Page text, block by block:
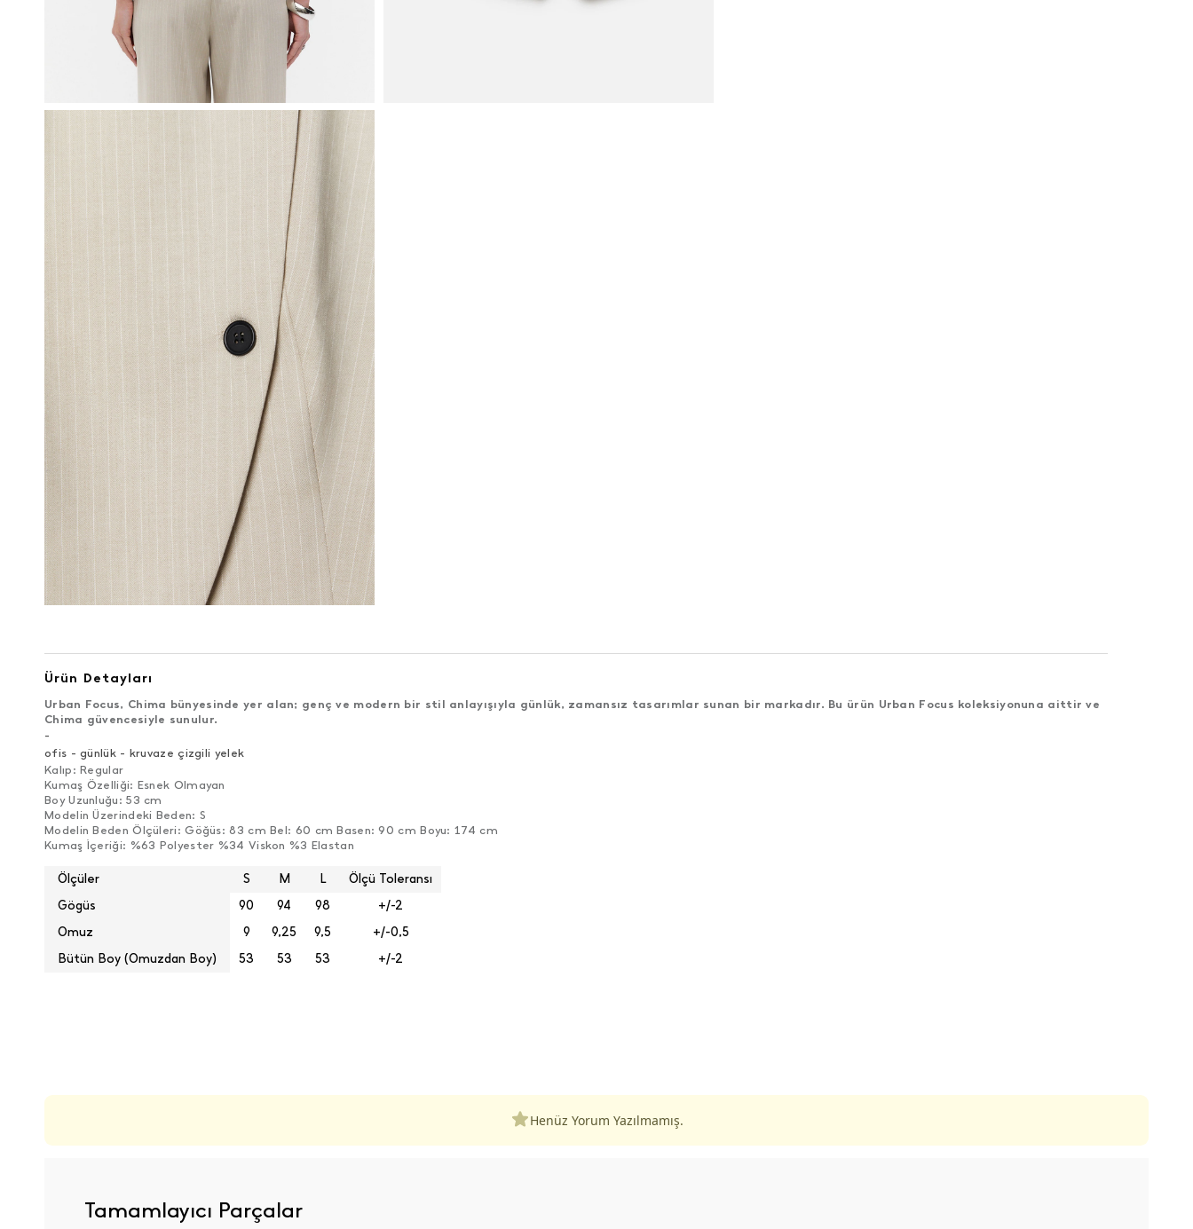
Ürün Detayları
Urban Focus, Chima bünyesinde yer alan; genç ve modern bir stil anlayışıyla günlük, zamansız tasarımlar sunan bir markadır. Bu ürün Urban Focus koleksiyonuna aittir ve
Chima güvencesiyle sunulur.
-
ofis - günlük - kruvaze çizgili yelek
Kalıp: Regular
Kumaş Özelliği: Esnek Olmayan
Boy Uzunluğu: 53 cm
Modelin Üzerindeki Beden: S
Modelin Beden Ölçüleri: Göğüs: 83 cm Bel: 60 cm Basen: 90 cm Boyu: 174 cm
Kumaş İçeriği: %63 Polyester %34 Viskon %3 Elastan
Ölçüler S M L
Ölçü Toleransı
Gögüs
90 94 98
+/-2
Omuz
9 9,25 9,5
+/-0,5
Bütün Boy (Omuzdan Boy)
53 53 53 +/-2
Henüz Yorum Yazılmamış.
Tamamlayıcı Parçalar